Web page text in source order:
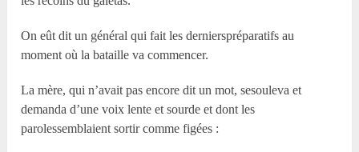
On eût dit un général qui fait les dernierspréparatifs au
moment où la bataille va commencer.
La mère, qui n’avait pas encore dit un mot, sesouleva et
demanda d’une voix lente et sourde et dont les
parolessemblaient sortir comme figées :